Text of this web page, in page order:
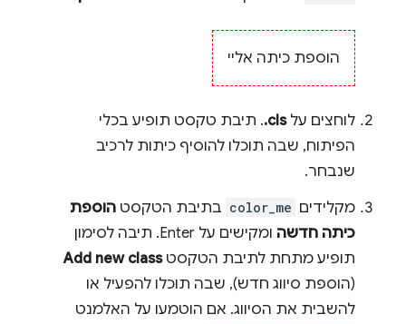
הוספת כיתה אליי
לוחצים על‎.cls. תיבת טקסט תופיע בכלי
הפיתוח, שבה תוכלו להוסיף כיתות לרכיב
שנבחר.
מקלידים color_me בתיבת הטקסט הוספת
כיתה חדשה
ומקישים על Enter. תיבה לסימון
תופיע מתחת לתיבת הטקסטAdd new class
(הוספת סיווג חדש), שבה תוכלו להפעיל או
להשבית את הסיווג. אם הוטמעו על האלמנט